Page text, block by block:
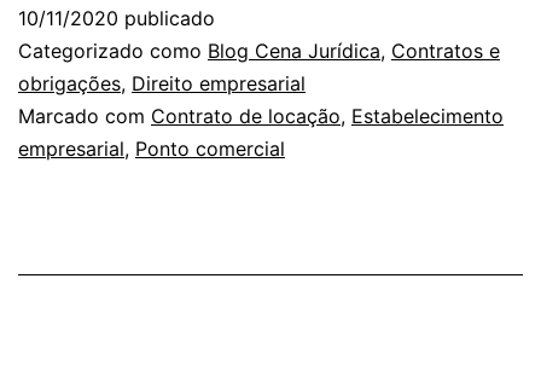
10/11/2020 publicado
Categorizado como Blog Cena Jurídica, Contratos e
obrigações, Direito empresarial
Marcado com Contrato de locação, Estabelecimento
empresarial, Ponto comercial